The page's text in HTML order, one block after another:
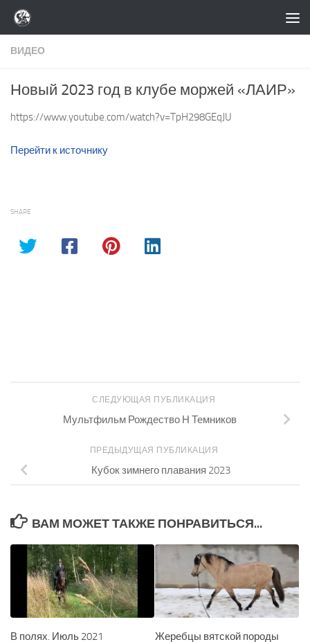
Перейти к содержимому
ВИДЕО
Новый 2023 год в клубе моржей «ЛАИР»
https://www.youtube.com/watch?v=TpH298GEqJU
Перейти к источнику
SHARE
СЛЕДУЮЩАЯ ПУБЛИКАЦИЯ
Мультфильм Рождество Н Темников
ПРЕДЫДУЩАЯ ПУБЛИКАЦИЯ
Кубок зимнего плавания 2023
ВАМ МОЖЕТ ТАКЖЕ ПОНРАВИТЬСЯ...
В полях. Июль 2021
Жеребцы вятской породы